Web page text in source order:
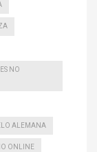
NO
ALEMANA
ONLINE